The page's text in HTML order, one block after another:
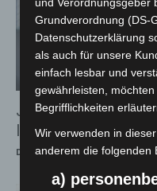
Jugendkriminalität
leicht
Die Redaktion - 4. Juli 2026
und Verordnungsgeber
Grundverordnung (DS-
Datenschutzerklärung
als auch für unsere
einfach lesbar und
gewährleisten,
Begrifflichkeiten
Wir verwenden in
anderem die folgenden
a)